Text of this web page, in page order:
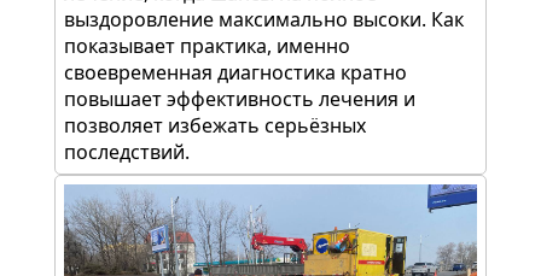
выздоровление максимально высоки. Как
показывает практика, именно
своевременная диагностика кратно
повышает эффективность лечения и
позволяет избежать серьёзных
последствий.